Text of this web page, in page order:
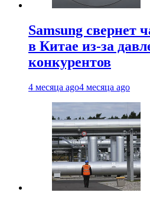
Samsung свернет
в Китае из-за
конкурентов
4 месяца ago4 месяца ago